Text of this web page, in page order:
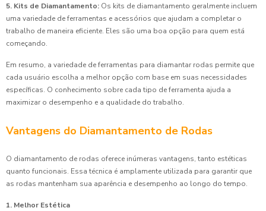
5. Kits de Diamantamento: Os kits de diamantamento geralmente incluem
uma variedade de ferramentas e acessórios que ajudam a completar o
trabalho de maneira eficiente. Eles são uma boa opção para quem está
começando.
Em resumo, a variedade de ferramentas para diamantar rodas permite que
cada usuário escolha a melhor opção com base em suas necessidades
específicas. O conhecimento sobre cada tipo de ferramenta ajuda a
maximizar o desempenho e a qualidade do trabalho.
Vantagens do Diamantamento de Rodas
O diamantamento de rodas oferece inúmeras vantagens, tanto estéticas
quanto funcionais. Essa técnica é amplamente utilizada para garantir que
as rodas mantenham sua aparência e desempenho ao longo do tempo.
1. Melhor Estética